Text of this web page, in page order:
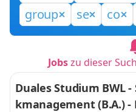
group
se co
Jobszu dieser
Duales Studium BWL
kmanagement (B.A.) -